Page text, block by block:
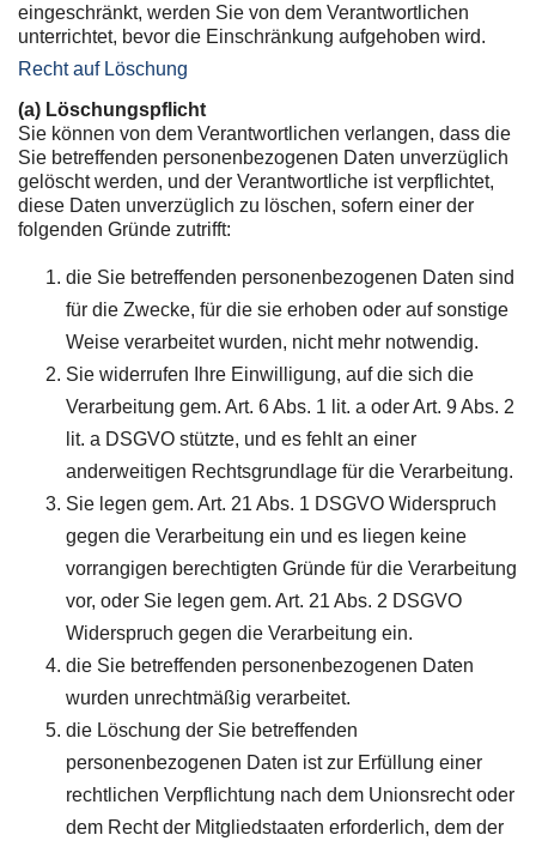
eingeschränkt, werden Sie von dem Verantwortlichen
unterrichtet, bevor die Einschränkung aufgehoben wird.
Recht auf Löschung
(a) Löschungspflicht
Sie können von dem Verantwortlichen verlangen, dass die
Sie betreffenden personenbezogenen Daten unverzüglich
gelöscht werden, und der Verantwortliche ist verpflichtet,
diese Daten unverzüglich zu löschen, sofern einer der
folgenden Gründe zutrifft:
die Sie betreffenden personenbezogenen Daten sind
für die Zwecke, für die sie erhoben oder auf sonstige
Weise verarbeitet wurden, nicht mehr notwendig.
Sie widerrufen Ihre Einwilligung, auf die sich die
Verarbeitung gem. Art. 6 Abs. 1 lit. a oder Art. 9 Abs. 2
lit. a DSGVO stützte, und es fehlt an einer
anderweitigen Rechtsgrundlage für die Verarbeitung.
Sie legen gem. Art. 21 Abs. 1 DSGVO Widerspruch
gegen die Verarbeitung ein und es liegen keine
vorrangigen berechtigten Gründe für die Verarbeitung
vor, oder Sie legen gem. Art. 21 Abs. 2 DSGVO
Widerspruch gegen die Verarbeitung ein.
die Sie betreffenden personenbezogenen Daten
wurden unrechtmäßig verarbeitet.
die Löschung der Sie betreffenden
personenbezogenen Daten ist zur Erfüllung einer
rechtlichen Verpflichtung nach dem Unionsrecht oder
dem Recht der Mitgliedstaaten erforderlich, dem der